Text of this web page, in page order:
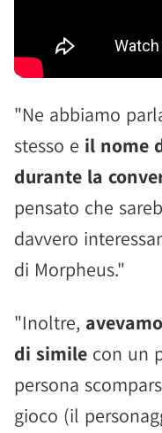
"Ne abbiamo
stesso e il nome
durante la
pensato che
davvero
di Morpheus."
"Inoltre,
di simile con un
persona
gioco (il